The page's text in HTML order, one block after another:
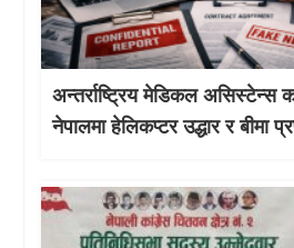
अन्तर्राष्ट्रिय मेडिकल असिस्टेन्स
नेपालमा हेलिकप्टर उद्धार र बीमा